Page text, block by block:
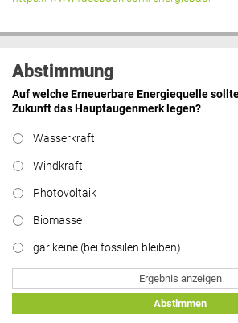
Abstimmung
Auf welche Erneuerbare Energiequelle
Zukunft das Hauptaugenmerk legen?
Wasserkraft
Windkraft
Photovoltaik
Biomasse
gar keine (bei fossilen bleiben)
Ergebnis anzeigen
Abstimmen